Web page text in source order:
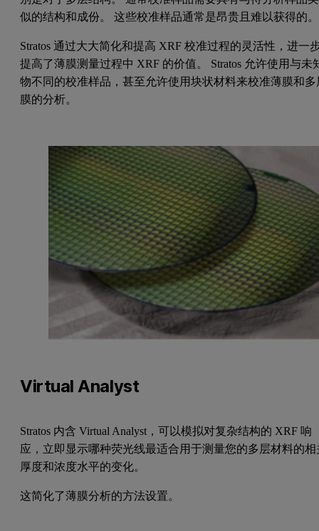
似的结构和成份。 这些校准样品通常是昂贵且难以获得的。
Stratos 通过大大简化和提高 XRF 校准过程的灵活性，进一
提高了薄膜测量过程中 XRF 的价值。 Stratos 允许使用与未
物不同的校准样品，甚至允许使用块状材料来校准薄膜和多
膜的分析。
Virtual Analyst
Stratos 内含 Virtual Analyst，可以模拟对复杂结构的 XRF 响
应，立即显示哪种荧光线最适合用于测量您的多层材料的相
厚度和浓度水平的变化。
这简化了薄膜分析的方法设置。